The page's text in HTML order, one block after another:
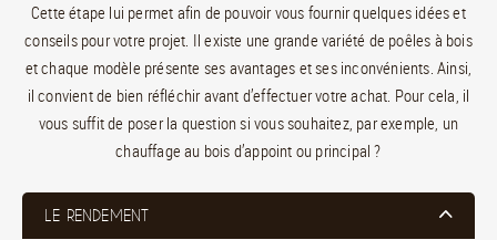
Cette étape lui permet afin de pouvoir vous fournir quelques idées et
conseils pour votre projet. Il existe une grande variété de poêles à bois
et chaque modèle présente ses avantages et ses inconvénients. Ainsi,
il convient de bien réfléchir avant d’effectuer votre achat. Pour cela, il
vous suffit de poser la question si vous souhaitez, par exemple, un
chauffage au bois d’appoint ou principal ?
LE RENDEMENT